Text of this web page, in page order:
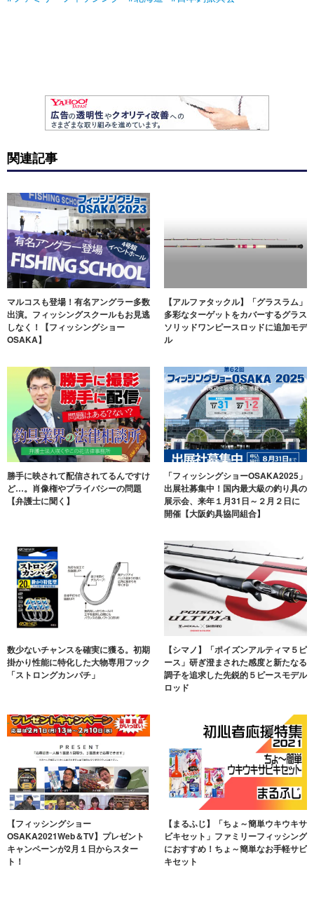
関連記事
マルコスも登場！有名アングラー多数
出演。フィッシングスクールもお見逃
しなく！【フィッシングショー
OSAKA】
【アルファタックル】「グラスラム」
多彩なターゲットをカバーするグラス
ソリッドワンピースロッドに追加モデ
ル
勝手に映されて配信されてるんですけ
ど…。肖像権やプライバシーの問題
【弁護士に聞く】
「フィッシングショーOSAKA2025」
出展社募集中！国内最大級の釣り具の
展示会、来年１月31日～２月２日に
開催【大阪釣具協同組合】
数少ないチャンスを確実に獲る。初期
掛かり性能に特化した大物専用フック
「ストロングカンパチ」
【シマノ】「ポイズンアルティマ５ピ
ース」研ぎ澄まされた感度と新たなる
調子を追求した先鋭的５ピースモデル
ロッド
【フィッシングショー
OSAKA2021Web＆TV】プレゼント
キャンペーンが2月１日からスター
ト！
【まるふじ】「ちょ～簡単ウキウキサ
ビキセット」ファミリーフィッシング
におすすめ！ちょ～簡単なお手軽サビ
キセット